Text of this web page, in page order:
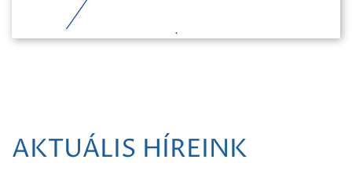
AKTUÁLIS HÍREINK